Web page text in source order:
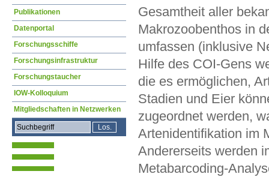
Gesamtheit aller
Makrozoobenthos in
umfassen (inklusive
Hilfe des COI-Gens
die es ermöglichen,
Stadien und Eier
zugeordnet werden,
Artenidentifikation im
Andererseits werden
Metabarcoding-
Publikationen
Datenportal
Forschungsschiffe
Forschungsinfrastruktur
Forschungstaucher
IOW-Kolloquium
Mitgliedschaften in Netzwerken